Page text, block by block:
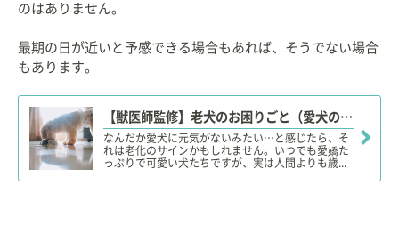
のはありません。
最期の日が近いと予感できる場合もあれば、そうでない場合
もあります。
【獣医師監修】老犬のお困りごと（愛犬の老化・ケア方法）解消「お役立ち」まとめ記事【20選】
なんだか愛犬に元気がないみたい…と感じたら、そ
れは老化のサインかもしれません。いつでも愛嬌た
っぷりで可愛い犬たちですが、実は人間よりも歳...